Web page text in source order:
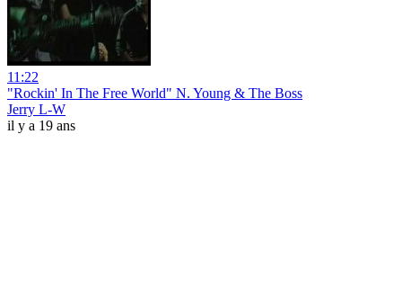
11:22
"Rockin' In The Free World" N. Young & The Boss
Jerry L-W
il y a 19 ans